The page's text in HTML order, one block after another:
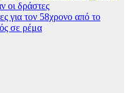
οι δράστες
για τον 58χρονο από το
σε ρέμα